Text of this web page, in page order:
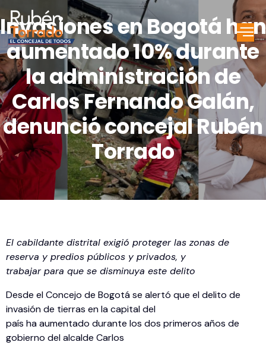
Invasiones en Bogotá han
aumentado 10% durante
la administración de
Carlos Fernando Galán,
denunció concejal Rubén
Torrado
El cabildante distrital exigió proteger las zonas de
reserva y predios públicos y privados, y
trabajar para que se disminuya este delito
Desde el Concejo de Bogotá se alertó que el delito de
invasión de tierras en la capital del
país ha aumentado durante los dos primeros años de
gobierno del alcalde Carlos